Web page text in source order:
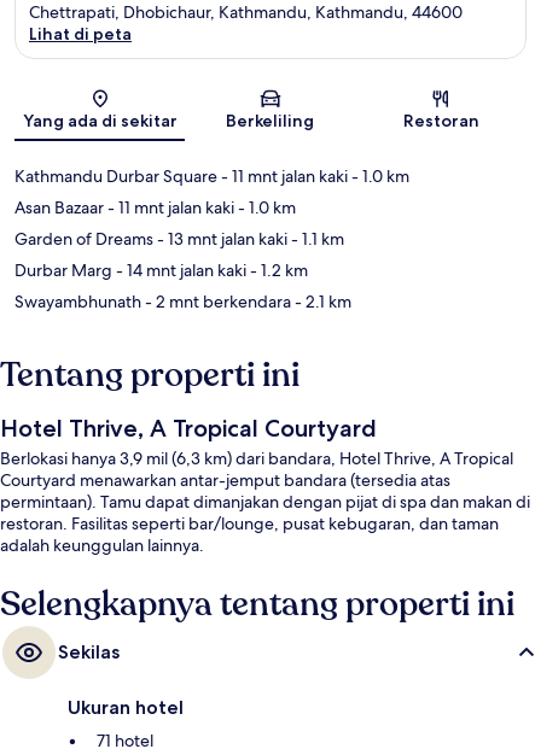
Peta
Chettrapati, Dhobichaur, Kathmandu, Kathmandu, 44600
Lihat di peta
Yang ada di sekitar Berkeliling Restoran
Kathmandu Durbar Square- 11 mnt jalan kaki- 1.0 km
Asan Bazaar- 11 mnt jalan kaki- 1.0 km
Garden of Dreams- 13 mnt jalan kaki- 1.1 km
Durbar Marg - 14 mnt jalan kaki- 1.2 km
Swayambhunath- 2 mnt berkendara- 2.1 km
Tentang properti ini
Hotel Thrive, A Tropical Courtyard
Berlokasi hanya 3,9 mil (6,3 km) dari bandara, Hotel Thrive, A Tropical
Courtyard menawarkan antar-jemput bandara (tersedia atas
permintaan). Tamu dapat dimanjakan dengan pijat di spa dan makan di
restoran. Fasilitas seperti bar/lounge, pusat kebugaran, dan taman
adalah keunggulan lainnya.
Selengkapnya tentang properti ini
Sekilas
Ukuran hotel
71 hotel